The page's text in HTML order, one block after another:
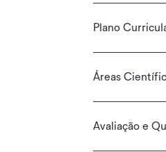
Plano
Áreas
Avaliação e